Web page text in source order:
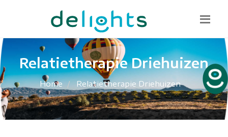
085 130 1482
info@delights.nu
Relatietherapie Driehuizen
Home Relatietherapie Driehuizen